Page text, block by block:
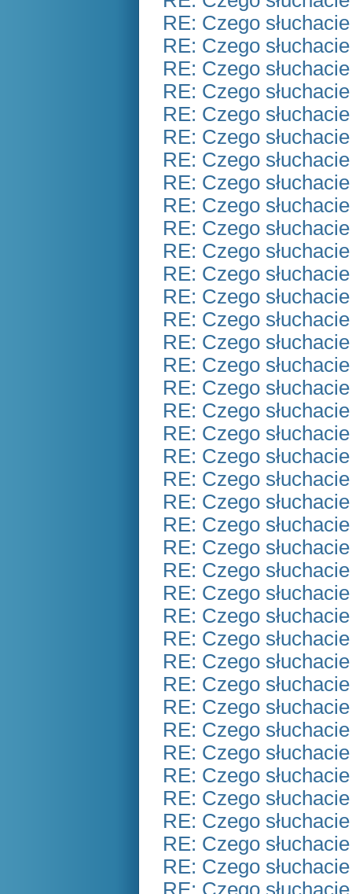
RE: Czego
RE: Czego
RE: Czego
RE: Czego
RE: Czego
RE: Czego
RE: Czego
RE: Czego
RE: Czego
RE: Czego
RE: Czego
RE: Czego
RE: Czego
RE: Czego
RE: Czego
RE: Czego
RE: Czego
RE: Czego
RE: Czego
RE: Czego
RE: Czego
RE: Czego
RE: Czego
RE: Czego
RE: Czego
RE: Czego
RE: Czego
RE: Czego
RE: Czego
RE: Czego
RE: Czego
RE: Czego
RE: Czego
RE: Czego
RE: Czego
RE: Czego
RE: Czego
RE: Czego
RE: Czego